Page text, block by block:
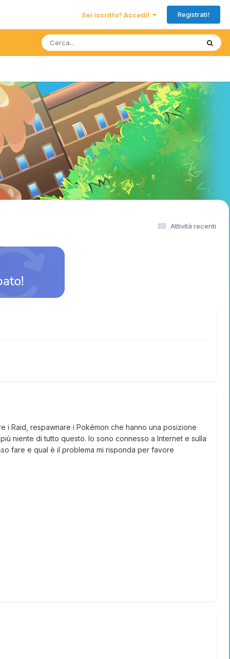
Sei iscritto? Accedi! Registrati!
Attività recenti
Raid, respawnare i Pokémon che hanno una posizione
niente di tutto questo. Io sono connesso a Internet e sulla
fare e qual è il problema mi risponda per favore